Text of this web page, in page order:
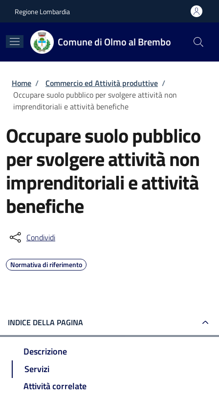
Regione Lombardia
Comune di Olmo al Brembo
Briciole di pane
Home / Commercio ed Attività produttive /
Occupare suolo pubblico per svolgere attività non
imprenditoriali e attività benefiche
Occupare suolo pubblico
per svolgere attività non
imprenditoriali e attività
benefiche
Condividi
Normativa di riferimento
INDICE DELLA PAGINA
Descrizione
Servizi
Attività correlate